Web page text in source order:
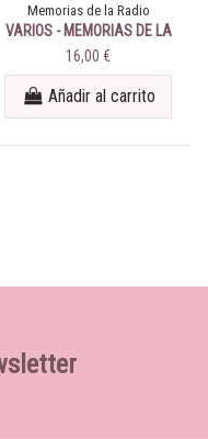
Memorias de la Radio
VARIOS - MEMORIAS DE LA
RADIO DISCOMODER
16,00 €
Añadir al carrito